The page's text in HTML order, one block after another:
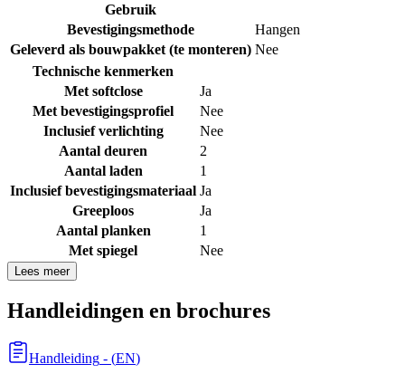
Gebruik
Bevestigingsmethode
Hangen
Geleverd als bouwpakket (te monteren) Nee
Technische kenmerken
Met softclose
Ja
Met bevestigingsprofiel
Nee
Inclusief verlichting
Nee
Aantal deuren
2
Aantal laden
1
Inclusief bevestigingsmateriaal Ja
Greeploos
Ja
Aantal planken
1
Met spiegel
Nee
Lees meer
Handleidingen en brochures
Handleiding - (EN)